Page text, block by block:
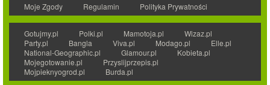
Moje Zgody Regulamin Polityka Prywatności
Gotujmy.pl Polki.pl Mamotoja.pl
Wizaz.pl
Party.pl
Bangla Viva.pl Modago.pl
Elle.pl
National-Geographic.pl
Glamour.pl
Kobieta.pl
Mojegotowanie.pl
Przyslijprzepis.pl
Mojpieknyogrod.pl
Burda.pl